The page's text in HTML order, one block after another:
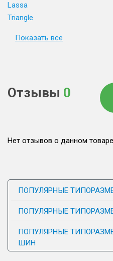
Lassa
Triangle
Показать все
Отзывы 0
Нет отзывов о данном
ПОПУЛЯРНЫЕ
ПОПУЛЯРНЫЕ
ПОПУЛЯРНЫЕ
ШИН